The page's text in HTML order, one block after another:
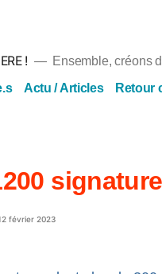
!
Ensemble, créons
Actu / Articles Retour
février 2023